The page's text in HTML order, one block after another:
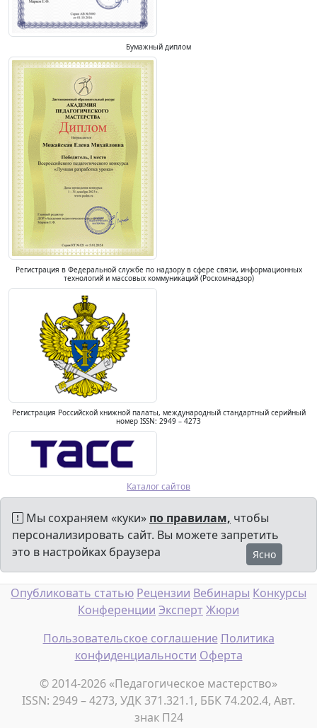
Бумажный диплом
Регистрация в Федеральной службе по надзору в сфере связи, информационных
технологий и массовых коммуникаций (Роскомнадзор)
Регистрация Российской книжной палаты, международный стандартный серийный
номер ISSN: 2949 – 4273
Каталог сайтов
Мы сохраняем «куки» по правилам, чтобы
персонализировать сайт. Вы можете запретить
это в настройках браузера
Ясно
Опубликовать статью Рецензии Вебинары Конкурсы
Конференции ЭкспертЖюри
Пользовательское соглашение Политика
конфиденциальности Оферта
© 2014-2026 «Педагогическое мастерство»
ISSN: 2949 – 4273, УДК 371.321.1, ББК 74.202.4, Авт.
знак П24